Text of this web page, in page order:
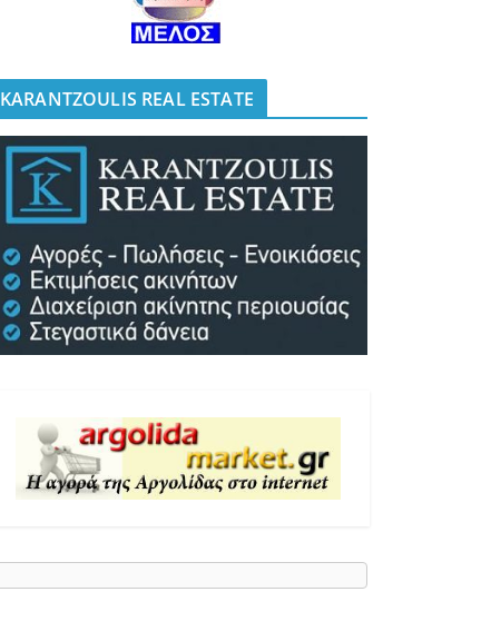
KARANTZOULIS REAL ESTATE